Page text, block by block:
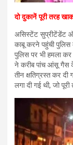
दो दुकानें पूरी तरह
असिस्टेंट सुप्रीटेंडेंट
काबू करने पहुंची पुलिस
पुलिस पर भी हमला कर
ने करीब पांच आंसू गैस
तीन क्षतिग्रस्त कर
लगा दी गई थी, जो